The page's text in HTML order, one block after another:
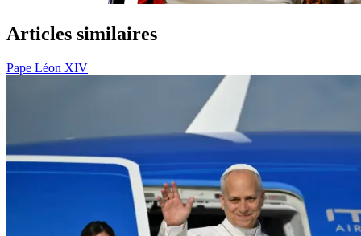
Articles similaires
Pape Léon XIV